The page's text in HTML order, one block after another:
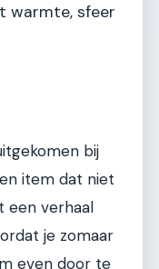
warmte, sfeer
bij
item dat niet
een verhaal
je zomaar
even door te